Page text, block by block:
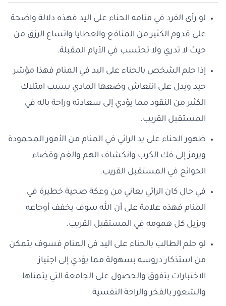
لو رأى الفرد في منامه الحناء على اليد فهذه دلالة واضحة
على قدوم الكثير من المنافع والعطايا واتساع الرزق من
حيث لا تدري ولا تحتسب في الأيام المقبلة.
إذا حلم الشخص بالحناء على اليد في المنام فهذا مؤشر
جيد ويدل على انتعاش وضعها المادي بسبب امتلاك
الكثير من النقود مما يؤدي إلى سعادته وراحة باله في
المستقبل القريب.
ظهور الحناء على يد الرائي في المنام من الأمور المحمودة
ويرمز إلى فك الكرب وانكشاف الهم والغم وقضاء
الحوائج في المستقبل القريب.
في حال كان الرائي يعاني من وعكة صحية خطيرة في
المنام فهذه علامة على أن الله سوف يخفف أوجاعه
ويزيل كل همومه في المستقبل القريب.
لو حلم الطالب بالحناء على اليد في المنام فسوف يتمكن
من استذكار دروسه بسهولة مما يؤدي إلى اجتياز
الاختبارات بتفوق والحصول على الجامعة التي يتمناها
والشعور بالفخر والراحة النفسية.